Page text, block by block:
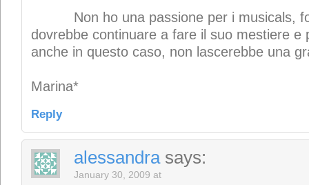
Non ho una passione per i musicals,
dovrebbe continuare a fare il suo mestiere e
anche in questo caso, non lascerebbe una
Marina*
Reply
alessandra says:
January 30, 2009 at